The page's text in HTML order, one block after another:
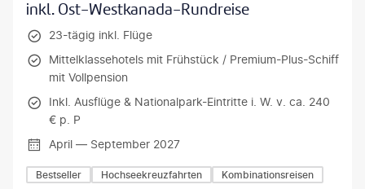
inkl. Ost-Westkanada-Rundreise
23-tägig inkl. Flüge
Mittelklassehotels mit Frühstück / Premium-Plus-Schiff
mit Vollpension
Inkl. Ausflüge & Nationalpark-Eintritte i. W. v. ca. 240
€ p. P
April — September 2027
Bestseller Hochseekreuzfahrten Kombinationsreisen